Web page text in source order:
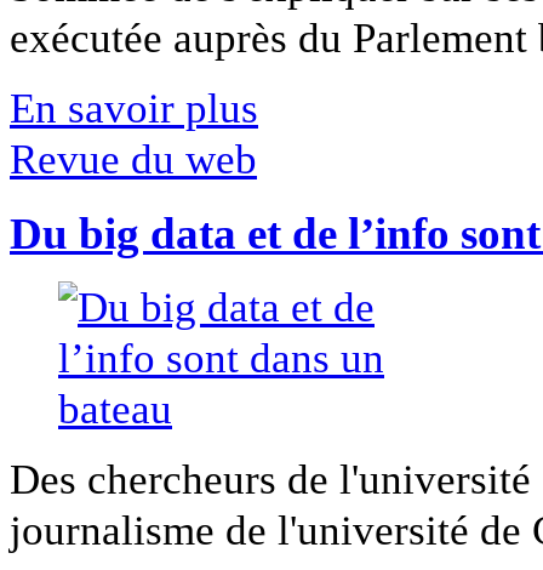
exécutée auprès du
En savoir plus
Revue du web
Du big data et de l’info
Des chercheurs de
journalisme de l'université